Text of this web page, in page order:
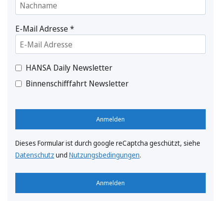
E-Mail Adresse*
HANSA Daily Newsletter
Binnenschifffahrt Newsletter
Anmelden
Dieses Formular ist durch google reCaptcha geschützt, siehe
Datenschutz und Nutzungsbedingungen.
Anmelden